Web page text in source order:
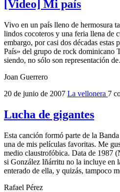
[Video] Mi país
Vivo en un país lleno de hermosura
lindos cocoteros y una feria llena de
embargo, por casi dos décadas
País» del grupo de rock dominicano
siendo, no sólo son representación
Joan Guerrero
20 de junio de 2007 La vellonera 7
Lucha de gigantes
Esta canción formó parte de la
una de mis películas favoritas. Me
medio claustrofóbica. Data de 1987
si González Iñárritu no la incluye en
enterado de ella, y quizás, tampoco
Rafael Pérez